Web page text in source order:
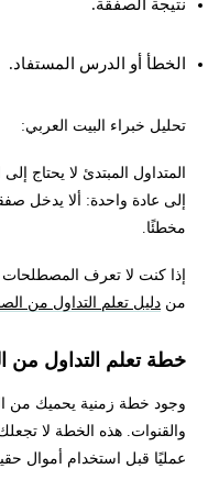
نتيجة الصفقة.
الخطأ أو الدرس المستفاد.
تحليل خبراء البيت العربي:
المتداول المبتدئ لا يحتاج
إلى عادة واحدة: ألا يدخل
مخطئًا.
إذا كنت لا تعرف المصطلحات
من دليل تعلم التداول من
خطة تعلم التداول من
وجود خطة زمنية يحميك من
عمليًا قبل استخدام أموال